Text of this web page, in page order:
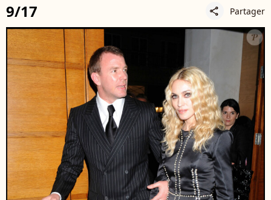
9/17 share Partager